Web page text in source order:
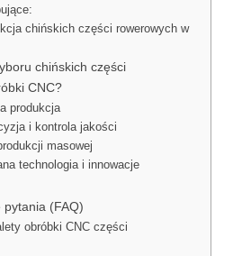
chińskich części rowerowych w
chińskich części
CNC?
produkcja
i kontrola jakości
masowej
technologia i innowacje
(FAQ)
obróbki CNC części